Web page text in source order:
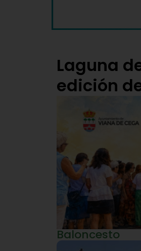
Laguna
edición
Baloncesto